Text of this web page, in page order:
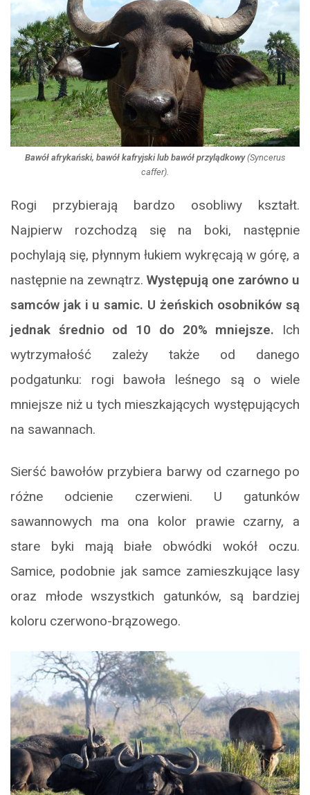
Bawół afrykański, bawół kafryjski lub bawół przylądkowy(Syncerus
caffer).
Rogi przybierają bardzo osobliwy kształt.
Najpierw rozchodzą się na boki, następnie
pochylają się, płynnym łukiem wykręcają w górę, a
następnie na zewnątrz. Występują one zarówno u
samców jak i u samic. U żeńskich osobników są
jednak średnio od 10 do 20% mniejsze. Ich
wytrzymałość zależy także od danego
podgatunku: rogi bawoła leśnego są o wiele
mniejsze niż u tych mieszkających występujących
na sawannach.
Sierść bawołów przybiera barwy od czarnego po
różne odcienie czerwieni. U gatunków
sawannowych ma ona kolor prawie czarny, a
stare byki mają białe obwódki wokół oczu.
Samice, podobnie jak samce zamieszkujące lasy
oraz młode wszystkich gatunków, są bardziej
koloru czerwono-brązowego.